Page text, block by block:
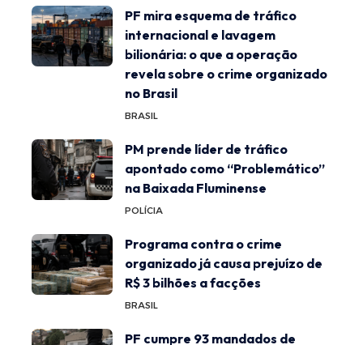
PF mira esquema de tráfico
internacional e lavagem
bilionária: o que a operação
revela sobre o crime organizado
no Brasil
BRASIL
PM prende líder de tráfico
apontado como “Problemático”
na Baixada Fluminense
POLÍCIA
Programa contra o crime
organizado já causa prejuízo de
R$ 3 bilhões a facções
BRASIL
PF cumpre 93 mandados de